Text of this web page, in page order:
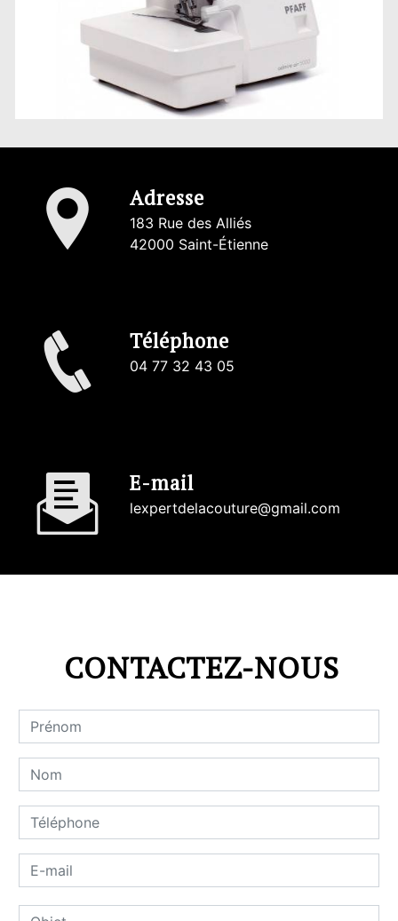
Adresse
183 Rue des Alliés
42000 Saint-Étienne
Téléphone
04 77 32 43 05
E-mail
lexpertdelacouture@gmail.com
CONTACTEZ-NOUS